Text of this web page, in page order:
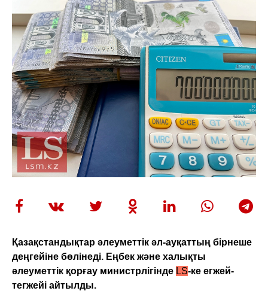
Қазақстандықтар әлеуметтік әл-ауқаттың бірнеше
деңгейіне бөлінеді. Еңбек және халықты
әлеуметтік қорғау министрлігінде LS-ке егжей-
тегжейі айтылды.